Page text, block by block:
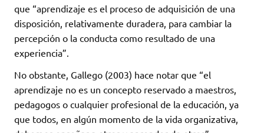
que “aprendizaje es el proceso de adquisición de una
disposición, relativamente duradera, para cambiar la
percepción o la conducta como resultado de una
experiencia”.
No obstante, Gallego (2003) hace notar que “el
aprendizaje no es un concepto reservado a maestros,
pedagogos o cualquier profesional de la educación, ya
que todos, en algún momento de la vida organizativa,